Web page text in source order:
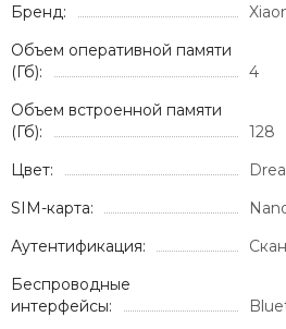
Бренд:
Объем оперативной памяти
(Гб):
4
Объем встроенной памяти
(Гб):
128
Цвет:
SIM-карта:
Аутентификация:
Беспроводные
интерфейсы: